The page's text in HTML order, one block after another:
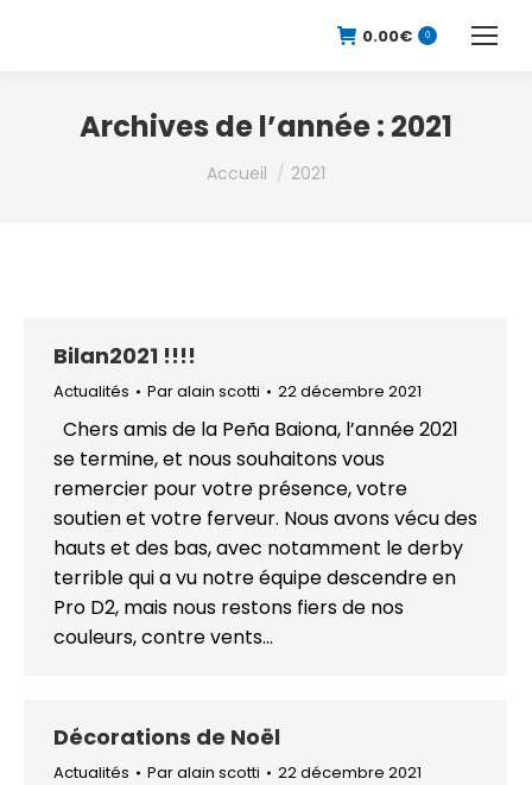
0.00€ 0
Archives de l’année : 2021
Vous êtes ici :
Accueil 2021
Bilan2021 !!!!
Actualités Paralain scotti 22 décembre 2021
Chers amis de la Peña Baiona, l’année 2021
se termine, et nous souhaitons vous
remercier pour votre présence, votre
soutien et votre ferveur. Nous avons vécu des
hauts et des bas, avec notamment le derby
terrible qui a vu notre équipe descendre en
Pro D2, mais nous restons fiers de nos
couleurs, contre vents…
Décorations de Noël
Actualités Paralain scotti 22 décembre 2021